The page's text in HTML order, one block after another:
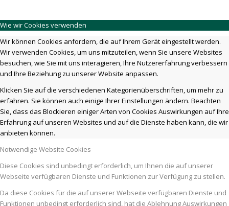
Wie wir Cookies verwenden
Wir können Cookies anfordern, die auf Ihrem Gerät eingestellt werden.
Wir verwenden Cookies, um uns mitzuteilen, wenn Sie unsere Websites
besuchen, wie Sie mit uns interagieren, Ihre Nutzererfahrung verbessern
und Ihre Beziehung zu unserer Website anpassen.
Klicken Sie auf die verschiedenen Kategorienüberschriften, um mehr zu
erfahren. Sie können auch einige Ihrer Einstellungen ändern. Beachten
Sie, dass das Blockieren einiger Arten von Cookies Auswirkungen auf Ihre
Erfahrung auf unseren Websites und auf die Dienste haben kann, die wir
anbieten können.
Notwendige Website Cookies
Diese Cookies sind unbedingt erforderlich, um Ihnen die auf unserer
Webseite verfügbaren Dienste und Funktionen zur Verfügung zu stellen.
Da diese Cookies für die auf unserer Webseite verfügbaren Dienste und
Funktionen unbedingt erforderlich sind, hat die Ablehnung Auswirkungen